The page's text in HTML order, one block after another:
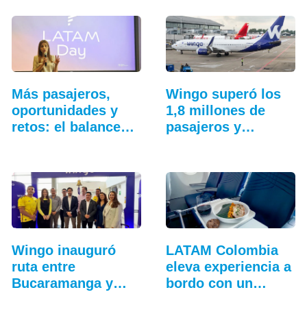
Más pasajeros,
oportunidades y
retos: el balance…
Wingo superó los
1,8 millones de
pasajeros y
Wingo inauguró
ruta entre
Bucaramanga y
LATAM Colombia
eleva experiencia a
bordo con un…